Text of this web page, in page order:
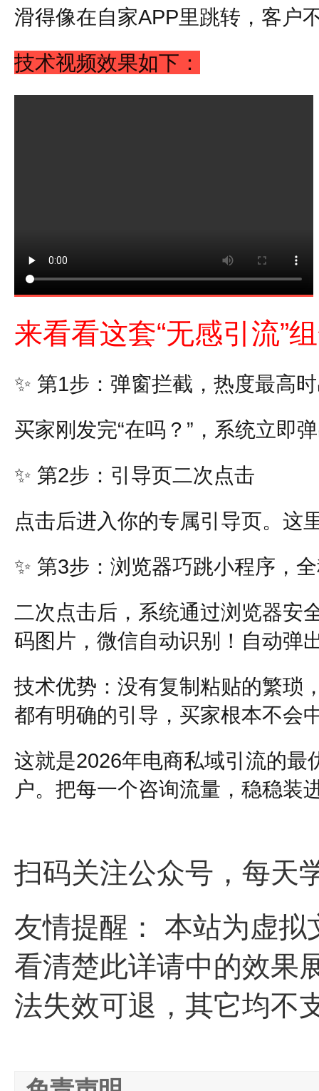
滑得像在自家APP里跳转，客户
技术视频效果如下：
来看看这套“无感引流”
✨ 第1步：弹窗拦截，热度最高
买家刚发完“在吗？”，系统立即
✨ 第2步：引导页二次点击
点击后进入你的专属引导页。这
✨ 第3步：浏览器巧跳小程序，
二次点击后，系统通过浏览器安
码图片，微信自动识别！自动弹
技术优势：没有复制粘贴的繁琐
都有明确的引导，买家根本不会
这就是2026年电商私域引流的
户。把每一个咨询流量，稳稳装
扫码关注公众号，每天
友情提醒： 本站为虚
看清楚此详请中的效果
法失效可退，其它均不